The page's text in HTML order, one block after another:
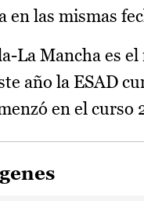
en las mismas
La Mancha es
año la ESAD
en el curso